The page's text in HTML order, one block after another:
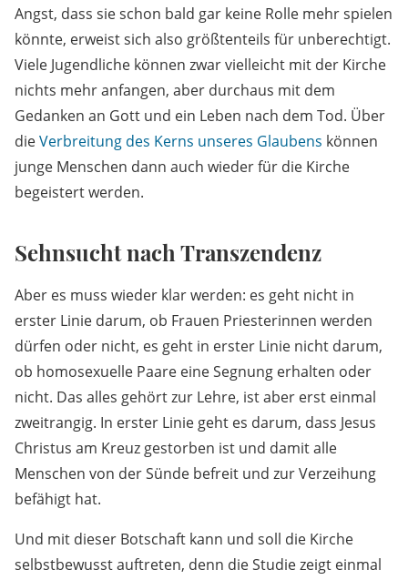
Angst, dass sie schon bald gar keine Rolle mehr spielen
könnte, erweist sich also größtenteils für unberechtigt.
Viele Jugendliche können zwar vielleicht mit der Kirche
nichts mehr anfangen, aber durchaus mit dem
Gedanken an Gott und ein Leben nach dem Tod. Über
dieVerbreitung des Kerns unseres Glaubens können
junge Menschen dann auch wieder für die Kirche
begeistert werden.
Sehnsucht nach Transzendenz
Aber es muss wieder klar werden: es geht nicht in
erster Linie darum, ob Frauen Priesterinnen werden
dürfen oder nicht, es geht in erster Linie nicht darum,
ob homosexuelle Paare eine Segnung erhalten oder
nicht. Das alles gehört zur Lehre, ist aber erst einmal
zweitrangig. In erster Linie geht es darum, dass Jesus
Christus am Kreuz gestorben ist und damit alle
Menschen von der Sünde befreit und zur Verzeihung
befähigt hat.
Und mit dieser Botschaft kann und soll die Kirche
selbstbewusst auftreten, denn die Studie zeigt einmal